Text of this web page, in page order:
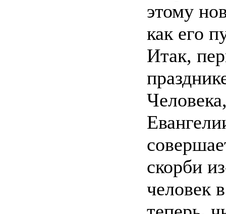
этому
как его
Итак,
скорби
человек